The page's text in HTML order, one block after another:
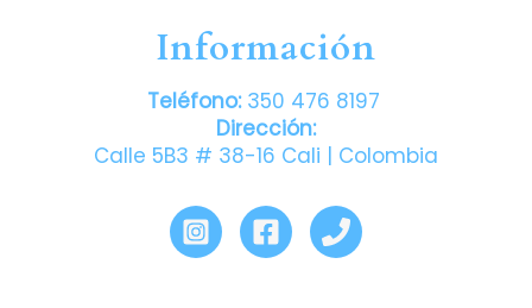
Información
Teléfono: 350 476 8197
Dirección:
Calle 5B3 # 38-16 Cali | Colombia